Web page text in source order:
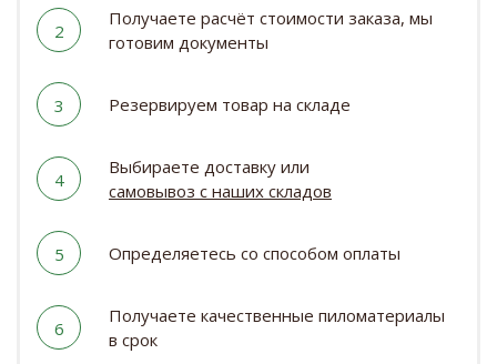
2
Получаете расчёт стоимости заказа, мы
готовим документы
3 Резервируем товар на складе
4
Выбираете доставку или
самовывоз с наших складов
5 Определяетесь со способом оплаты
6
Получаете качественные пиломатериалы
в срок